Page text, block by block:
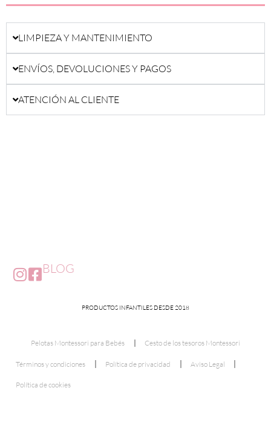
LIMPIEZA Y MANTENIMIENTO
ENVÍOS, DEVOLUCIONES Y PAGOS
ATENCIÓN AL CLIENTE
BLOG
PRODUCTOS INFANTILES DESDE 2018
Pelotas Montessori para Bebés Cesto de los tesoros Montessori
Términos y condiciones Política de privacidad Aviso Legal
Política de cookies